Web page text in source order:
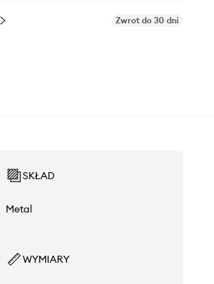
Zwrot do 30 dni
SKŁAD
Metal
WYMIARY